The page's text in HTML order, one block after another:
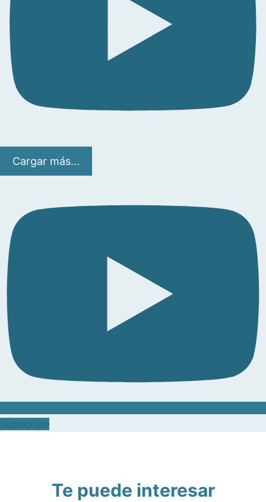
Cargar más...
Te puede interesar